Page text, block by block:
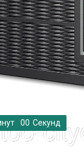
00 Секунд